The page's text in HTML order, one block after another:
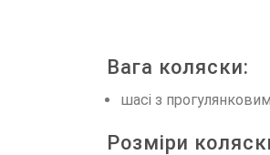
Вага коляски:
шасі з
Розміри